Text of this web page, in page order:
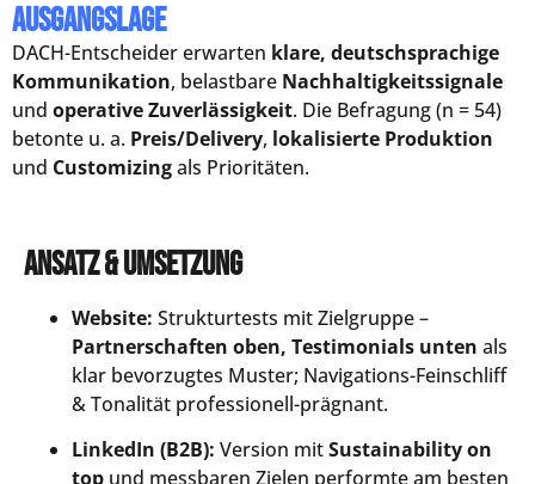
Ausgangslage
DACH-Entscheider erwarten klare, deutschsprachige
Kommunikation, belastbare Nachhaltigkeitssignale
und operative Zuverlässigkeit. Die Befragung (n = 54)
betonte u. a. Preis/Delivery, lokalisierte Produktion
und Customizingals Prioritäten.
Ansatz & Umsetzung
Website: Strukturtests mit Zielgruppe –
Partnerschaften oben, Testimonials unten als
klar bevorzugtes Muster; Navigations-Feinschliff
& Tonalität professionell-prägnant.
LinkedIn (B2B): Version mitSustainability on
top und messbaren Zielen performte am besten